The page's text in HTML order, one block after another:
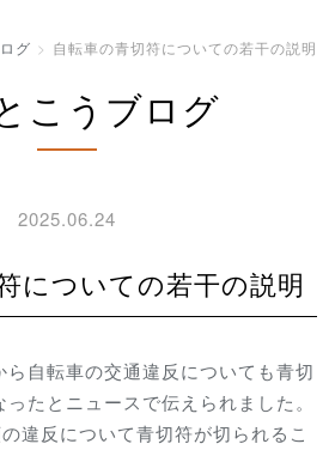
グ 自転車の青切符についての若干の説明
こうブログ
2025.06.24
符についての若干の説明
自転車の交通違反についても青切
たとニュースで伝えられました。
違反について青切符が切られるこ